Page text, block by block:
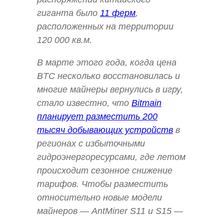
гиганта было 11 ферм,
расположенных на территории
120 000 кв.м.
В марте этого года, когда цена
BTC несколько восстановилась и
многие майнеры вернулись в игру,
стало известно, что Bitmain
планирует разместить 200
тысяч добывающих устройств в
регионах с избыточными
гидроэнергоресурсами, где летом
происходит сезонное снижение
тарифов. Чтобы разместить
относительно новые модели
майнеров — AntMiner S11 и S15 —